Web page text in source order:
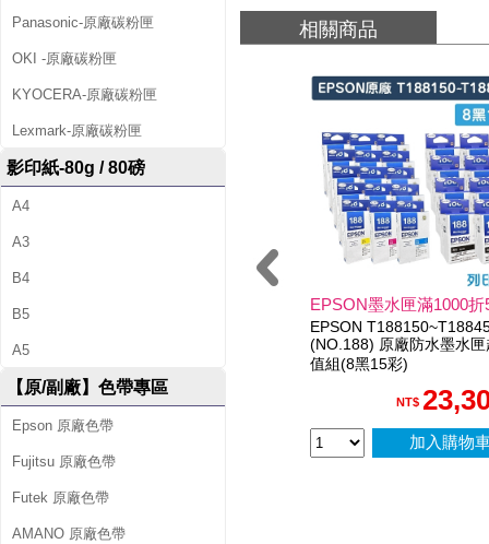
O
1
8
8
)
原
廠
黑
色
防
水
墨
水
Panasonic-原廠碳粉匣
OKI -原廠碳粉匣
KYOCERA-原廠碳粉匣
Lexmark-原廠碳粉匣
影印紙-80g / 80磅
A4
A3
B4
B5
A5
【原/副廠】色帶專區
Epson 原廠色帶
Fujitsu 原廠色帶
Futek 原廠色帶
AMANO 原廠色帶
相關商品
EPSON墨水匣滿1000折
EPSON
(NO.188) 原廠防水墨水匣
值組(8黑15彩)
NT$
加入購物